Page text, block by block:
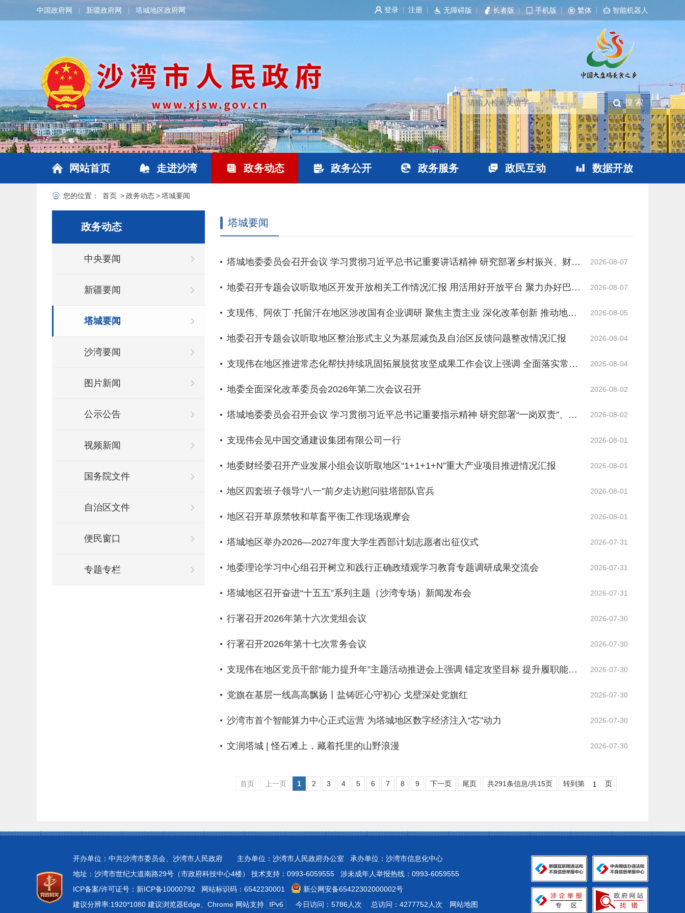
中国政府网 新疆政府网 塔城地区政府网 登录 注册 无障碍版 长者版 手机版 繁体 智能机器人
网站首页 走进沙湾 政务动态 政务公开 政务服务 政民互动 数据开放
您的位置： 首页 >政务动态>塔城要闻
政务动态
中央要闻
新疆要闻
塔城要闻
沙湾要闻
图片新闻
公示公告
视频新闻
国务院文件
自治区文件
便民窗口
专题专栏
塔城要闻
2026-08-07
塔城地委委员会召开会议 学习贯彻习近平总书记重要讲话精神 研究部署乡村振兴、财源
建设等工作 2026-08-07
地委召开专题会议听取地区开发开放相关工作情况汇报 用活用好开放平台 聚力办好巴克
图论坛 为地区打造对… 2026-08-05
支现伟、阿依丁·托留汗在地区涉改国有企业调研 聚焦主责主业 深化改革创新 推动地区
国有企业和国有资本… 2026-08-04
地委召开专题会议听取地区整治形式主义为基层减负及自治区反馈问题整改情况汇报
2026-08-04
支现伟在地区推进常态化帮扶持续巩固拓展脱贫攻坚成果工作会议上强调 全面落实常态
化帮扶工作举措 坚决守… 2026-08-02
地委全面深化改革委员会2026年第二次会议召开
2026-08-02
塔城地委委员会召开会议 学习贯彻习近平总书记重要指示精神 研究部署“一岗双责”、信
访等工作 2026-08-01
支现伟会见中国交通建设集团有限公司一行
2026-08-01
地委财经委召开产业发展小组会议听取地区“1+1+1+N”重大产业项目推进情况汇报
2026-08-01
地区四套班子领导“八一”前夕走访慰问驻塔部队官兵
2026-08-01
地区召开草原禁牧和草畜平衡工作现场观摩会
2026-07-31
塔城地区举办2026—2027年度大学生西部计划志愿者出征仪式
2026-07-31
地委理论学习中心组召开树立和践行正确政绩观学习教育专题调研成果交流会
2026-07-31
塔城地区召开奋进“十五五”系列主题（沙湾专场）新闻发布会
2026-07-30
行署召开2026年第十六次党组会议
2026-07-30
行署召开2026年第十七次常务会议
2026-07-30
支现伟在地区党员干部“能力提升年”主题活动推进会上强调 锚定攻坚目标 提升履职能力
为建设社会主义现… 2026-07-30
党旗在基层一线高高飘扬丨盐铸匠心守初心 戈壁深处党旗红
2026-07-30
沙湾市首个智能算力中心正式运营 为塔城地区数字经济注入“芯”动力
2026-07-30
文润塔城 | 怪石滩上，藏着托里的山野浪漫
首页 上一页 1 2 3 4 5 6 7 8 9 下一页 尾页 共291条信息/共15页 转到第 页
开办单位：中共沙湾市委员会、沙湾市人民政府 主办单位：沙湾市人民政府办公室 承办单位：沙湾市信息化中心
地址：沙湾市世纪大道南路29号（市政府科技中心4楼） 技术支持：0993-6059555 涉未成年人举报热线：0993-6059555
ICP备案/许可证号：新ICP备10000792 网站标识码：6542230001
新公网安备65422302000002号
建议分辨率:1920*1080 建议浏览器Edge、Chrome 网站支持
IPv6 今日访问：5786人次 总访问：4277752人次 网站地图